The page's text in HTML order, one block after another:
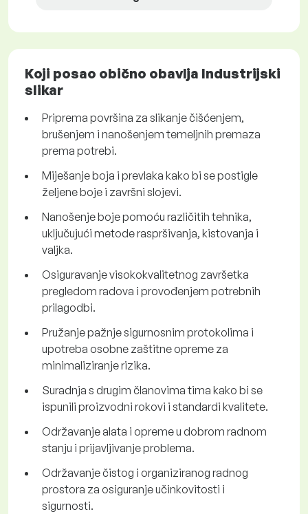
Koji posao obično obavlja Industrijski
slikar
Priprema površina za slikanje čišćenjem,
brušenjem i nanošenjem temeljnih premaza
prema potrebi.
Miješanje boja i prevlaka kako bi se postigle
željene boje i završni slojevi.
Nanošenje boje pomoću različitih tehnika,
uključujući metode raspršivanja, kistovanja i
valjka.
Osiguravanje visokokvalitetnog završetka
pregledom radova i provođenjem potrebnih
prilagodbi.
Pružanje pažnje sigurnosnim protokolima i
upotreba osobne zaštitne opreme za
minimaliziranje rizika.
Suradnja s drugim članovima tima kako bi se
ispunili proizvodni rokovi i standardi kvalitete.
Održavanje alata i opreme u dobrom radnom
stanju i prijavljivanje problema.
Održavanje čistog i organiziranog radnog
prostora za osiguranje učinkovitosti i
sigurnosti.